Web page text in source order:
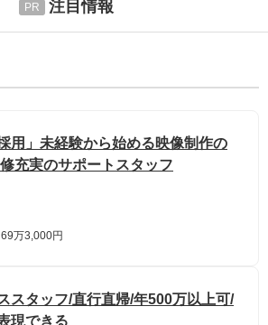
注目情報
用」未経験から始める映像制作の
充実のサポートスタッフ
万3,000円
スタッフ/直行直帰/年500万以上可/
現できる